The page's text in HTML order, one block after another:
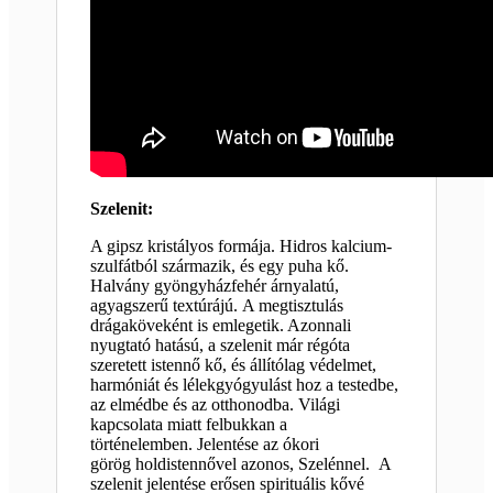
Szelenit:
A gipsz kristályos formája. Hidros kalcium-
szulfátból származik, és egy puha kő.
Halvány gyöngyházfehér árnyalatú,
agyagszerű textúrájú. A megtisztulás
drágaköveként is emlegetik. Azonnali
nyugtató hatású, a szelenit már régóta
szeretett istennő kő, és állítólag védelmet,
harmóniát és lélekgyógyulást hoz a testedbe,
az elmédbe és az otthonodba. Világi
kapcsolata miatt felbukkan a
történelemben. Jelentése az ókori
görög holdistennővel azonos, Szelénnel. A
szelenit jelentése erősen spirituális kővé